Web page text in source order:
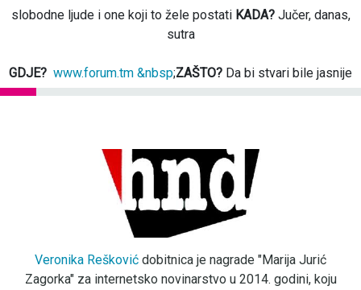
slobodne ljude i one koji to žele postati KADA?Jučer, danas,
sutra
GDJE? www.forum.tm &nbsp;ZAŠTO? Da bi stvari bile jasnije
Veronika Rešković dobitnica je nagrade "Marija Jurić
Zagorka" za internetsko novinarstvo u 2014. godini, koju